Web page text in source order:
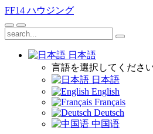
FF14 ハウジング
日本語
言語を選択してくださ
日本語
English
Français
Deutsch
中国语